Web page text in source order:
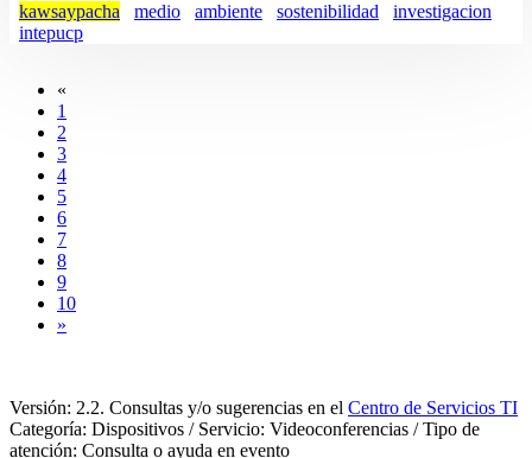
kawsaypacha medio ambiente sostenibilidad
investigacion
intepucp
«
1
2
3
4
5
6
7
8
9
10
»
Versión: 2.2. Consultas y/o sugerencias en el Centro de Servicios TI
Categoría: Dispositivos / Servicio: Videoconferencias / Tipo de
atención: Consulta o ayuda en evento